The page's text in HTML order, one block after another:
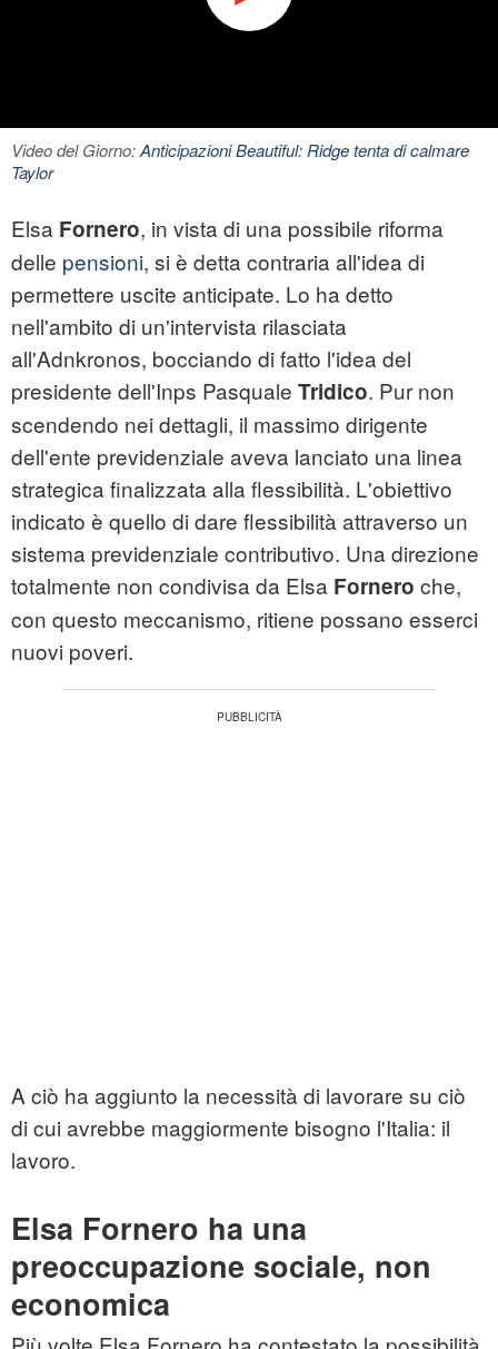
Video del Giorno:Anticipazioni Beautiful: Ridge tenta di calmare
Taylor
Elsa Fornero, in vista di una possibile riforma
delle pensioni, si è detta contraria all'idea di
permettere uscite anticipate. Lo ha detto
nell'ambito di un'intervista rilasciata
all'Adnkronos, bocciando di fatto l'idea del
presidente dell'Inps Pasquale Tridico. Pur non
scendendo nei dettagli, il massimo dirigente
dell'ente previdenziale aveva lanciato una linea
strategica finalizzata alla flessibilità. L'obiettivo
indicato è quello di dare flessibilità attraverso un
sistema previdenziale contributivo. Una direzione
totalmente non condivisa da Elsa Fornero che,
con questo meccanismo, ritiene possano esserci
nuovi poveri.
A ciò ha aggiunto la necessità di lavorare su ciò
di cui avrebbe maggiormente bisogno l'Italia: il
lavoro.
Elsa Fornero ha una
preoccupazione sociale, non
economica